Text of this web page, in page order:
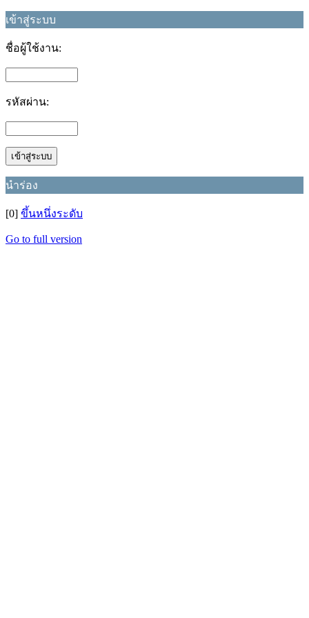
เข้าสู่ระบบ
ชื่อผู้ใช้งาน:
รหัสผ่าน:
นำร่อง
[0] ขึ้นหนึ่งระดับ
Go to full version